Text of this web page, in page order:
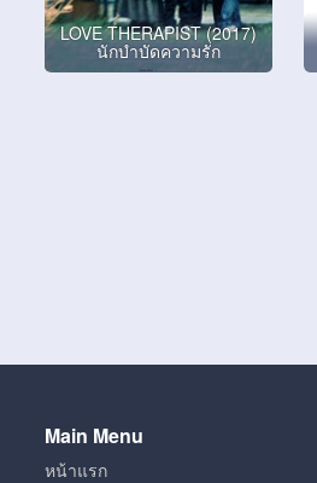
LOVE THERAPIST (2017)
นักบำบัดความรัก
Main Menu
หน้าแรก